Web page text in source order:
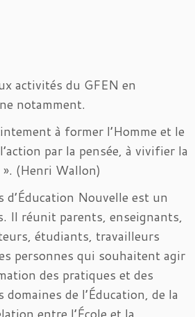
activités du GFEN en
notamment.
à former l’Homme et le
par la pensée, à vivifier la
». (Henri Wallon)
d’Éducation Nouvelle est un
Il réunit parents, enseignants,
étudiants, travailleurs
personnes qui souhaitent agir
des pratiques et des
de l’Éducation, de la
entre l’École et la